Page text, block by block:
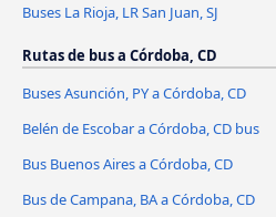
Buses La Rioja, LR San Juan, SJ
Rutas de bus a Córdoba, CD
Buses Asunción, PY a Córdoba, CD
Belén de Escobar a Córdoba, CD bus
Bus Buenos Aires a Córdoba, CD
Bus de Campana, BA a Córdoba, CD